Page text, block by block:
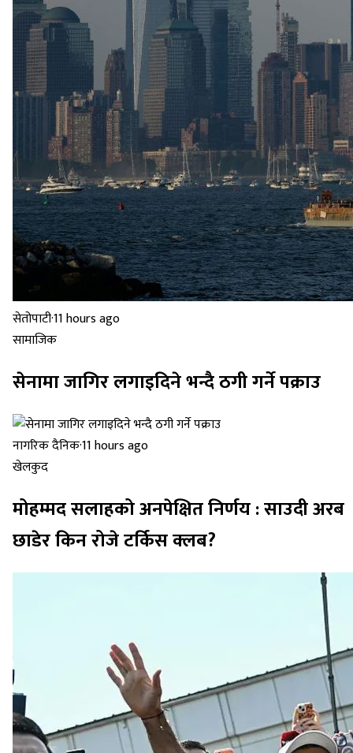
सेतोपाटी·11 hours ago
सामाजिक
सेनामा जागिर लगाइदिने भन्दै ठगी गर्ने पक्राउ
नागरिक दैनिक·11 hours ago
खेलकुद
मोहम्मद सलाहको अनपेक्षित निर्णय : साउदी अरब
छाडेर किन रोजे टर्किस क्लब?